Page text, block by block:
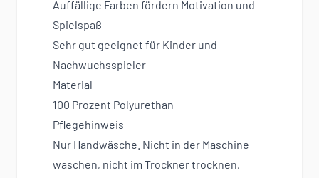
Auffällige Farben fördern Motivation und
Spielspaß
Sehr gut geeignet für Kinder und
Nachwuchsspieler
Material
100 Prozent Polyurethan
Pflegehinweis
Nur Handwäsche. Nicht in der Maschine
waschen, nicht im Trockner trocknen,